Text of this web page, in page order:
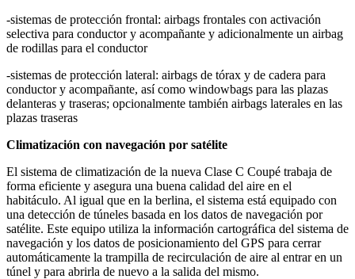
-sistemas de protección frontal: airbags frontales con activación
selectiva para conductor y acompañante y adicionalmente un airbag
de rodillas para el conductor
-sistemas de protección lateral: airbags de tórax y de cadera para
conductor y acompañante, así como windowbags para las plazas
delanteras y traseras; opcionalmente también airbags laterales en las
plazas traseras
Climatización con navegación por satélite
El sistema de climatización de la nueva Clase C Coupé trabaja de
forma eficiente y asegura una buena calidad del aire en el
habitáculo. Al igual que en la berlina, el sistema está equipado con
una detección de túneles basada en los datos de navegación por
satélite. Este equipo utiliza la información cartográfica del sistema de
navegación y los datos de posicionamiento del GPS para cerrar
automáticamente la trampilla de recirculación de aire al entrar en un
túnel y para abrirla de nuevo a la salida del mismo.